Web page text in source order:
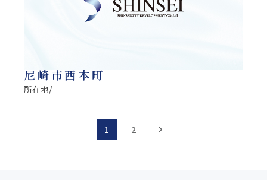
尼崎市西本町
所在地/
1 2